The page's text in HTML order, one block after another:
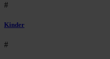
#
Kinder
#